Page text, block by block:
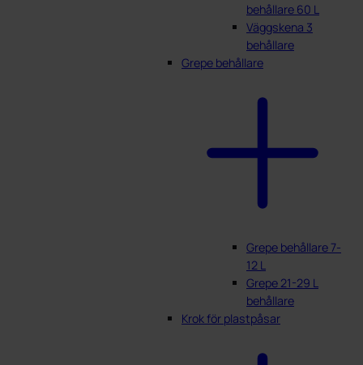
behållare 60 L
Väggskena 3
behållare
Grepe behållare
Grepe behållare 7-
12 L
Grepe 21-29 L
behållare
Krok för plastpåsar